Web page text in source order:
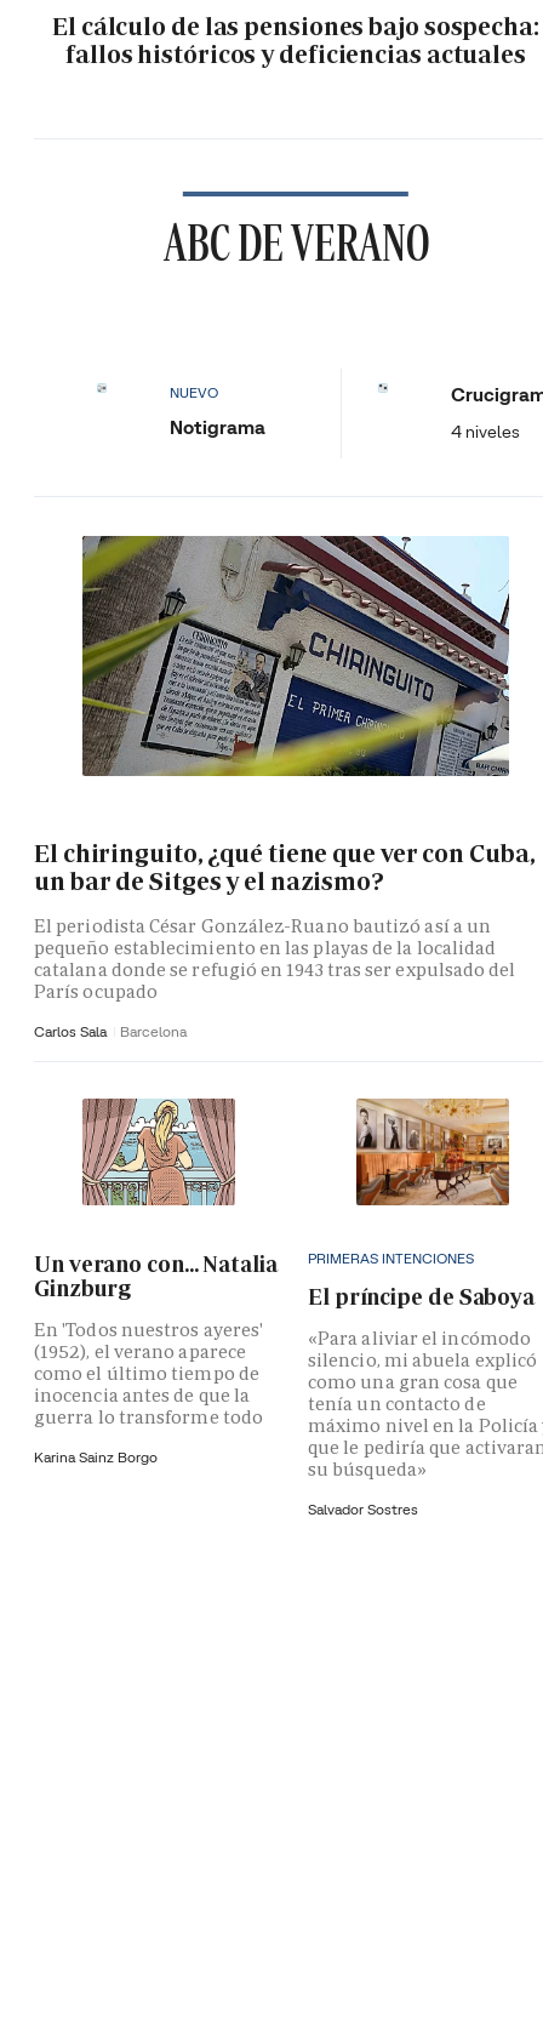
El cálculo de las pensiones bajo sospecha:
fallos históricos y deficiencias actuales
ABC DE VERANO
NUEVO
Notigrama 4 niveles
El chiringuito, ¿qué tiene que ver con Cuba,
un bar de Sitges y el nazismo?
El periodista César González-Ruano bautizó así a un
pequeño establecimiento en las playas de la localidad
catalana donde se refugió en 1943 tras ser expulsado del
París ocupado
Carlos Sala Barcelona
Un verano con... Natalia
Ginzburg
En 'Todos nuestros ayeres'
(1952), el verano aparece
como el último tiempo de
inocencia antes de que la
guerra lo transforme todo
Karina Sainz Borgo
PRIMERAS INTENCIONES
El príncipe de Saboya
«Para aliviar el incómodo
silencio, mi abuela explicó
como una gran cosa que
tenía un contacto de
máximo nivel en la Policía
que le pediría que
su búsqueda»
Salvador Sostres